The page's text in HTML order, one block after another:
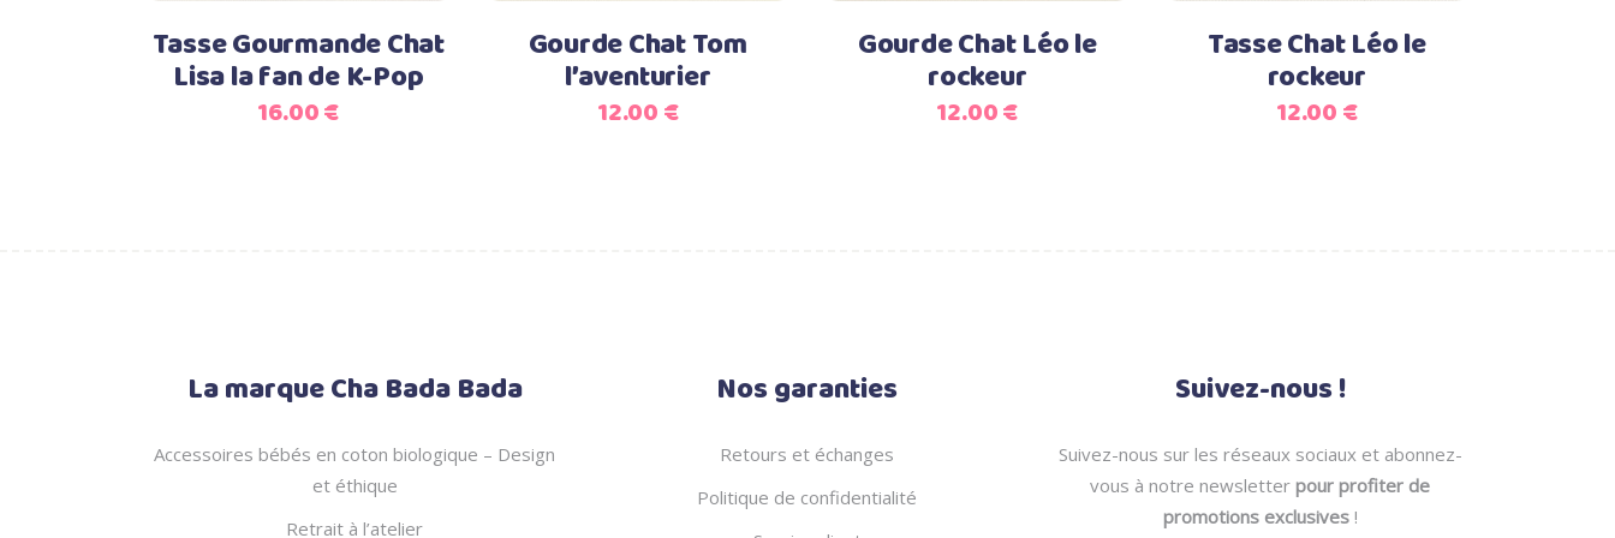
Tasse Gourmande Chat
Lisa la fan de K-Pop
16.00€
Gourde Chat Tom
l’aventurier
12.00€
Gourde Chat Léo le
rockeur
12.00€
Tasse Chat Léo le
rockeur
12.00€
La marque Cha Bada Bada
Accessoires bébés en coton biologique – Design
et éthique
Retrait à l’atelier
Nos garanties
Retours et échanges
Politique de confidentialité
Suivez-nous !
Suivez-nous sur les réseaux sociaux et abonnez-
vous à notre newsletterpour profiter de
promotions exclusives!